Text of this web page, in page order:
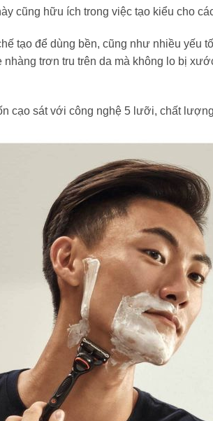
cũng hữu ích trong việc tạo kiểu cho
tạo để dùng bền, cũng như nhiều yếu
trơn tru trên da mà không lo bị
cạo sát với công nghệ 5 lưỡi, chất